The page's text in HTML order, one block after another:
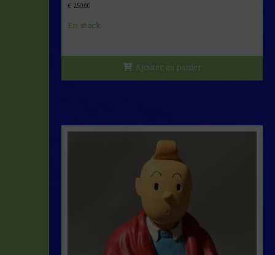
€ 250,00
En stock
Ajouter au panier